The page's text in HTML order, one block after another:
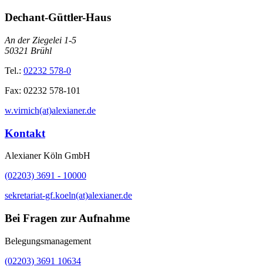
Dechant-Güttler-Haus
An der Ziegelei 1-5
50321 Brühl
Tel.: 02232 578-0
Fax: 02232 578-101
w.virnich(at)alexianer.de
Kontakt
Alexianer Köln GmbH
(02203) 3691 - 10000
sekretariat-gf.koeln(at)alexianer.de
Bei Fragen zur Aufnahme
Belegungsmanagement
(02203) 3691 10634